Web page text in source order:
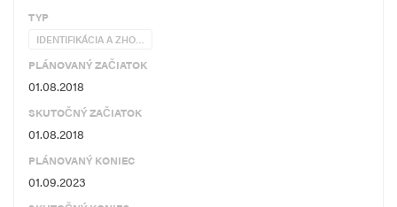
TYP
IDENTIFIKÁCIA A ZHO…
PLÁNOVANÝ ZAČIATOK
01.08.2018
SKUTOČNÝ ZAČIATOK
01.08.2018
PLÁNOVANÝ KONIEC
01.09.2023